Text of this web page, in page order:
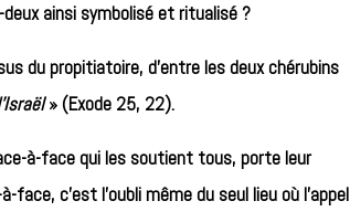
deux ainsi symbolisé et ritualisé ?
du propitiatoire, d’entre les deux chérubins
» (Exode 25, 22).
à-face qui les soutient tous, porte leur
c’est l’oubli même du seul lieu où l’appel